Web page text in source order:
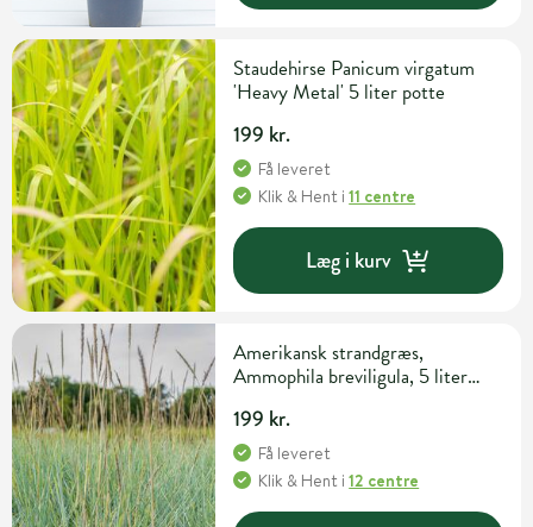
Staudehirse Panicum virgatum
'Heavy Metal' 5 liter potte
199 kr.
Få leveret
Klik & Hent i11 centre
Læg i kurv
Amerikansk strandgræs,
Ammophila breviligula, 5 liter
199 kr.
Få leveret
Klik & Hent i12 centre